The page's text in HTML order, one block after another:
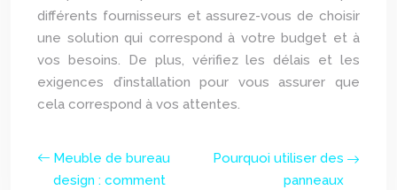
différents fournisseurs et assurez-vous de choisir
une solution qui correspond à votre budget et à
vos besoins. De plus, vérifiez les délais et les
exigences d’installation pour vous assurer que
cela correspond à vos attentes.
Meuble de bureau
design : comment
Pourquoi utiliser des
panneaux